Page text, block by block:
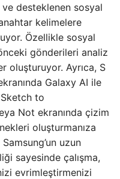
desteklenen sosyal
kelimelere
Özellikle sosyal
gönderileri analiz
oluşturuyor. Ayrıca, S
Galaxy AI ile
to
Not ekranında çizim
oluşturmanıza
uzun
sayesinde çalışma,
evrimleştirmenizi